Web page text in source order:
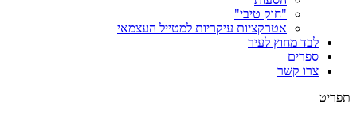
"חוק טיבי"
אטרקציות עיקריות למטייל העצמאי
לבד מחוץ לעיר
ספרים
צרו קשר
תפריט